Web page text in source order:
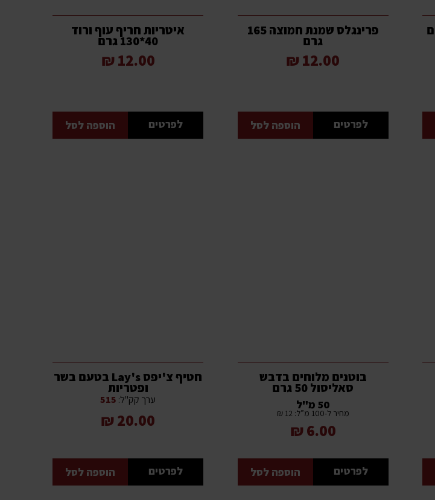
פרינגלס שמנת חמוצה 165
גרם
12.00 ₪
לפרטים הוספה לסל
איטריות חריף עוף ורוד
40*130 גרם
12.00 ₪
לפרטים הוספה לסל
בוטנים מלוחים בדבש
סאליסול 50 גרם
50 מ"ל
מחיר ל-100 מ”ל: 12 ₪
6.00 ₪
לפרטים הוספה לסל
חטיף צ'יפס Lay's בטעם בשר
ופטריות
ערך קק"ל:
20.00 ₪
לפרטים הוספה לסל